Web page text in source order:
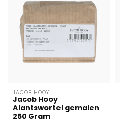
JACOB HOOY
Jacob Hooy
Alantswortel gemalen
250 Gram